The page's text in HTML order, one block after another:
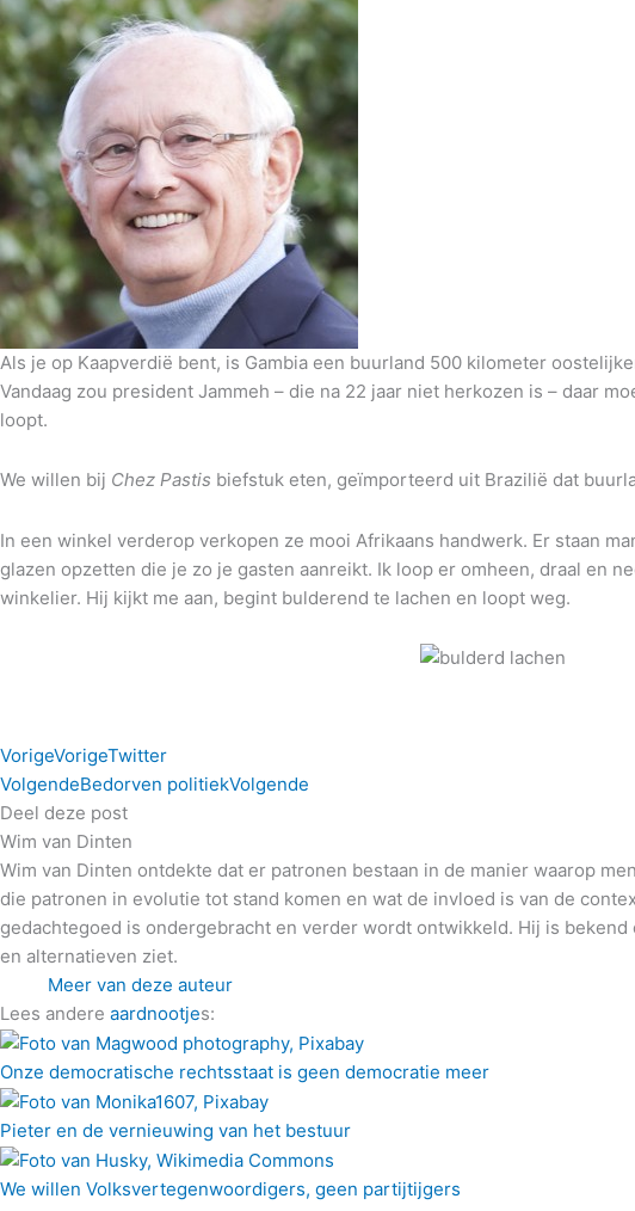
Als je op Kaapverdië bent, is Gambia een buurland 500 kilometer
Vandaag zou president Jammeh – die na 22 jaar niet herkozen is – daar
loopt.
We willen bij Chez Pastis biefstuk eten, geïmporteerd uit Brazilië dat
In een winkel verderop verkopen ze mooi Afrikaans handwerk. Er staan
glazen opzetten die je zo je gasten aanreikt. Ik loop er omheen, draal en
winkelier. Hij kijkt me aan, begint bulderend te lachen en loopt weg.
VorigeVorigeTwitter
VolgendeBedorven politiekVolgende
Deel deze post
Wim van Dinten
Wim van Dinten ontdekte dat er patronen bestaan in de manier waarop
die patronen in evolutie tot stand komen en wat de invloed is van de
gedachtegoed is ondergebracht en verder wordt ontwikkeld. Hij is
en alternatieven ziet.
Meer van deze auteur
Lees andere aardnootjes:
Onze democratische rechtsstaat is geen democratie meer
Pieter en de vernieuwing van het bestuur
We willen Volksvertegenwoordigers, geen partijtijgers